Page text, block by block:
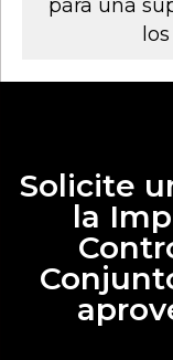
para una
Solicite
la